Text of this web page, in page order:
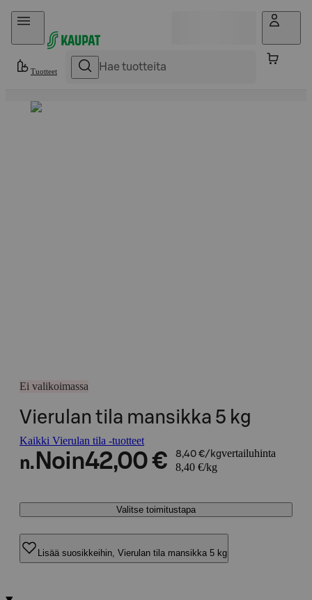
Hyppää sisältöön
Tuotteet
Ei valikoimassa
Vierulan tila mansikka 5 kg
Kaikki Vierulan tila -tuotteet
n. Noin42,00 € 8,40 €/kgvertailuhinta
8,40 €/kg
Valitse toimitustapa
Lisää suosikkeihin, Vierulan tila mansikka 5 kg